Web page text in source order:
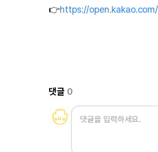
👉https://open.kakao.com/
댓글 0